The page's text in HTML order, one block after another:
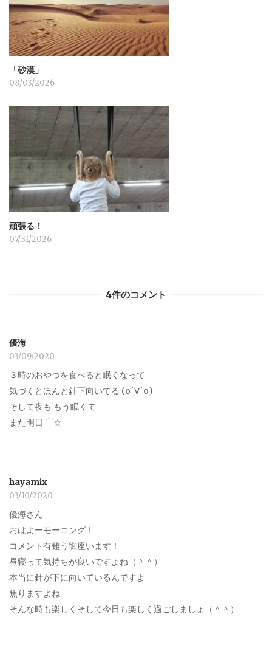
「砂漠」
08/03/2026
頑張る！
07/31/2026
4件のコメント
優海
03/09/2020
３時のおやつを食べると眠くなって
気づくとほんと針下向いてる (о´∀`о)
そして夜も もう眠くて
また明日 ⌒☆
hayamix
03/10/2020
優海さん
おはよーモーニング！
コメント有難う御座います！
昼寝って気持ちが良いですよね（＾＾）
本当に針が下に向いているんですよ
焦りますよね
そんな時も楽しくそして今日も楽しく過ごしましょ（＾＾）